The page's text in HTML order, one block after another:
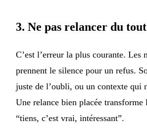
3. Ne pas relancer du tout
C’est l’erreur la plus courante. Les
prennent le silence pour un refus.
juste de l’oubli, ou un contexte qui
Une relance bien placée transforme
“tiens, c’est vrai, intéressant”.